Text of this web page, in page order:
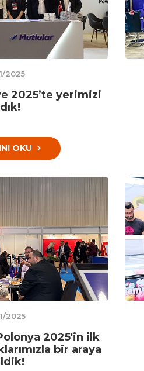
2025
2025’te yerimizi
OKU
2025
2025'in ilk
bir araya